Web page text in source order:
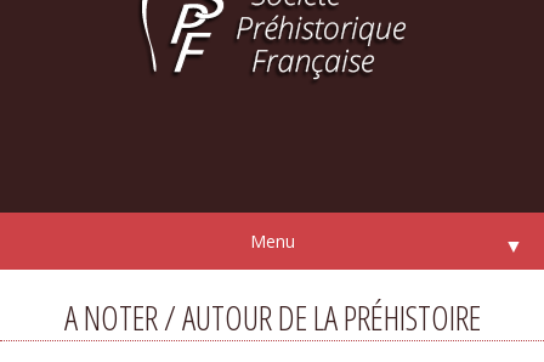
Menu ▼
A NOTER / AUTOUR DE LA PRÉHISTOIRE